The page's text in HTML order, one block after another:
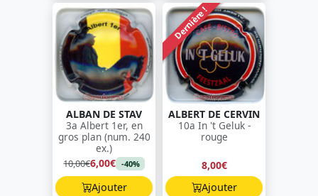
ALBAN DE STAV
3a Albert 1er, en
gros plan (num. 240
ex.)
10,00€6,00€ -40%
Ajouter
Dernière !
ALBERT DE CERVIN
10a In 't Geluk -
rouge
8,00€
Ajouter